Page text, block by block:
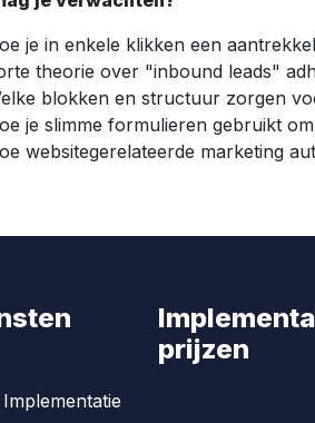
je in enkele klikken een
theorie over "inbound leads"
blokken en structuur zorgen
je slimme formulieren gebruikt
websitegerelateerde marketing
prijzen